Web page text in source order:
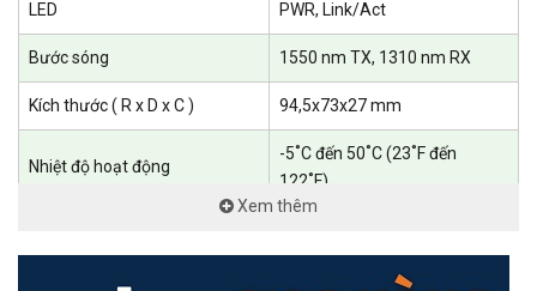
LED PWR, Link/Act
Bước sóng 1550 nm TX, 1310 nm RX
Kích thước ( R x D x C ) 94,5x73x27 mm
Nhiệt độ hoạt động
-5˚C đến 50˚C (23˚F đến
122˚F)
tụ
Xem thêm